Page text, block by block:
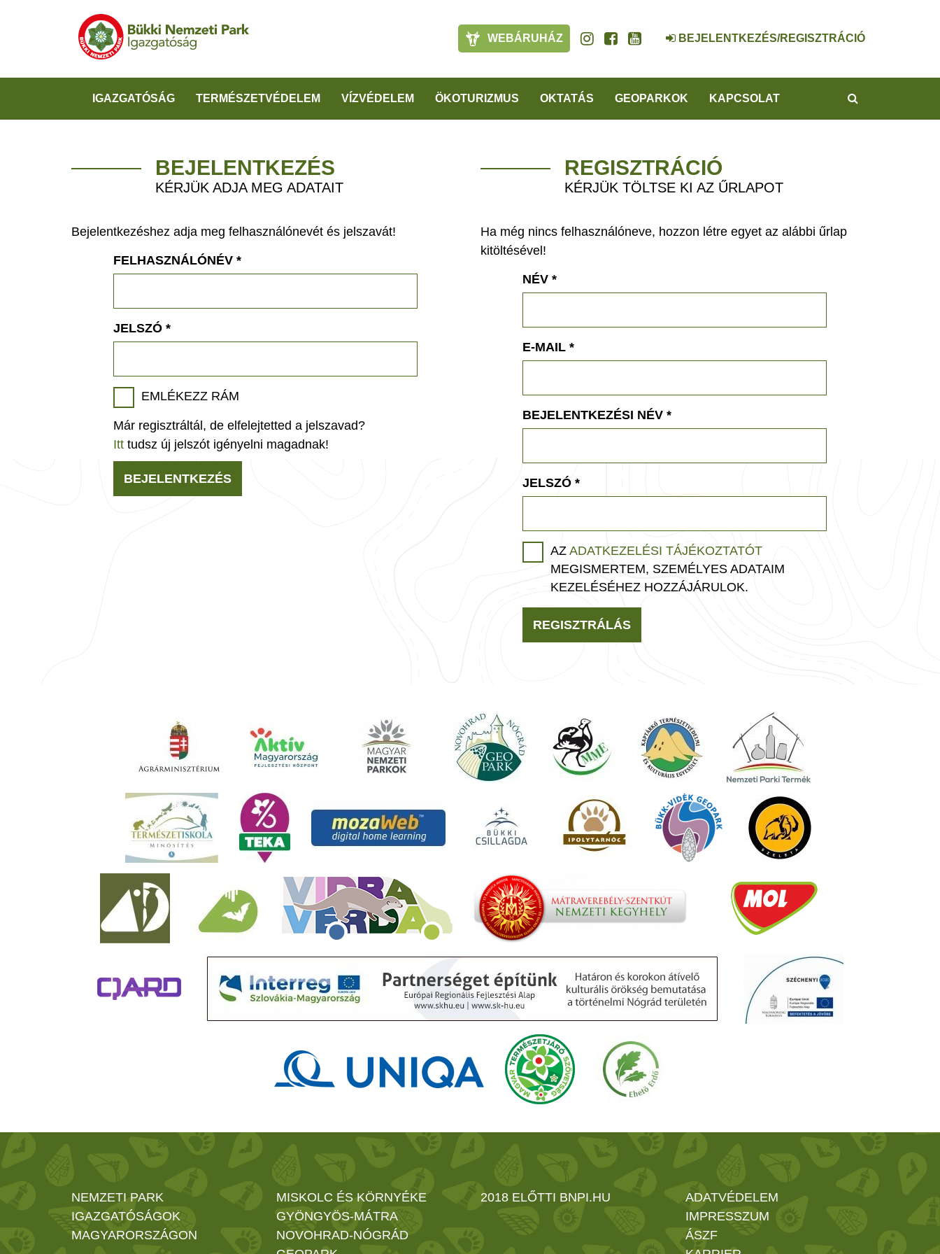
WEBÁRUHÁZ BEJELENTKEZÉS/REGISZTRÁCIÓ
IGAZGATÓSÁG TERMÉSZETVÉDELEM VÍZVÉDELEM ÖKOTURIZMUS OKTATÁS GEOPARKOK KAPCSOLAT
BEJELENTKEZÉS
KÉRJÜK ADJA MEG ADATAIT
Bejelentkezéshez adja meg felhasználónevét és jelszavát!
FELHASZNÁLÓNÉV *
JELSZÓ *
EMLÉKEZZ RÁM
Már regisztráltál, de elfelejtetted a jelszavad?
Itt tudsz új jelszót igényelni magadnak!
BEJELENTKEZÉS
REGISZTRÁCIÓ
KÉRJÜK TÖLTSE KI AZ ŰRLAPOT
Ha még nincs felhasználóneve, hozzon létre egyet az alábbi űrlap
kitöltésével!
NÉV *
E-MAIL *
BEJELENTKEZÉSI NÉV *
JELSZÓ *
AZ ADATKEZELÉSI TÁJÉKOZTATÓT
MEGISMERTEM, SZEMÉLYES ADATAIM
KEZELÉSÉHEZ HOZZÁJÁRULOK.
REGISZTRÁLÁS
NEMZETI PARK
IGAZGATÓSÁGOK
MAGYARORSZÁGON
MISKOLC ÉS KÖRNYÉKE
GYÖNGYÖS-MÁTRA
NOVOHRAD-NÓGRÁD
2018 ELŐTTI BNPI.HU
ADATVÉDELEM
IMPRESSZUM
ÁSZF